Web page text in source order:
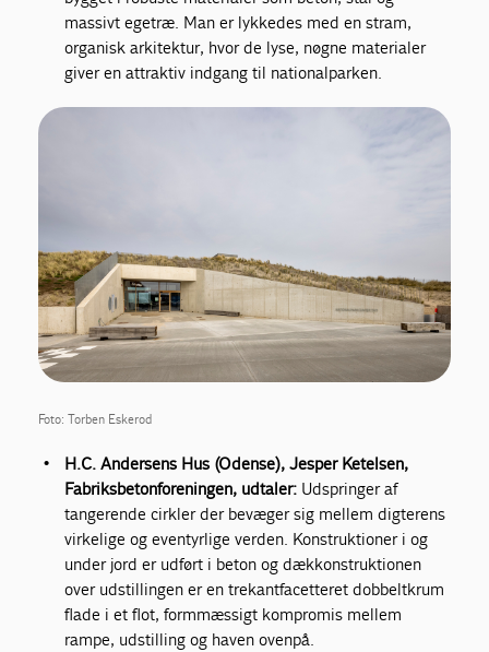
massivt egetræ. Man er lykkedes med en stram,
organisk arkitektur, hvor de lyse, nøgne materialer
giver en attraktiv indgang til nationalparken.
Foto: Torben Eskerod
H.C. Andersens Hus (Odense), Jesper Ketelsen,
Fabriksbetonforeningen, udtaler: Udspringer af
tangerende cirkler der bevæger sig mellem digterens
virkelige og eventyrlige verden. Konstruktioner i og
under jord er udført i beton og dækkonstruktionen
over udstillingen er en trekantfacetteret dobbeltkrum
flade i et flot, formmæssigt kompromis mellem
rampe, udstilling og haven ovenpå.